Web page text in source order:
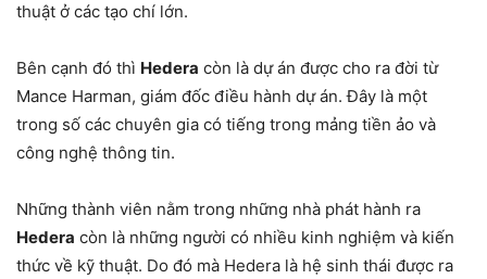
thuật ở các tạo chí lớn.
Bên cạnh đó thì Hedera còn là dự án được cho ra đời từ
Mance Harman, giám đốc điều hành dự án. Đây là một
trong số các chuyên gia có tiếng trong mảng tiền ảo và
công nghệ thông tin.
Những thành viên nằm trong những nhà phát hành ra
Hedera còn là những người có nhiều kinh nghiệm và kiến
thức về kỹ thuật. Do đó mà Hedera là hệ sinh thái được ra